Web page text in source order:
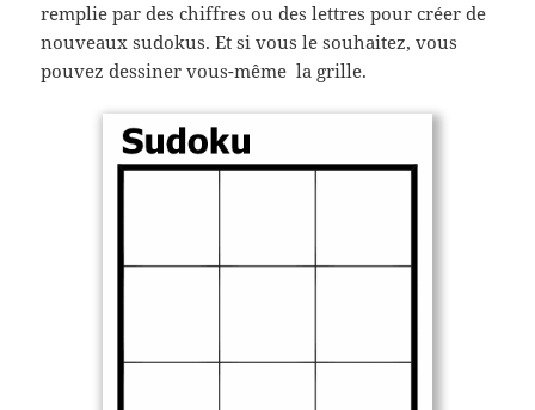
remplie par des chiffres ou des lettres pour créer de
nouveaux sudokus. Et si vous le souhaitez, vous
pouvez dessiner vous-même la grille.